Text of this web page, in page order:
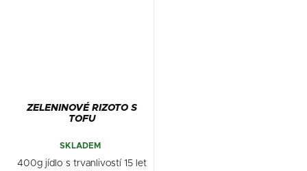
ZELENINOVÉ RIZOTO S
TOFU
SKLADEM
400g jídlo s trvanlivostí 15 let